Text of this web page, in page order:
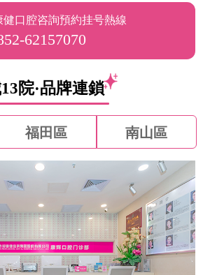
健口腔咨詢預約挂号熱線
62157070
院·品牌連鎖
福田區 南山區